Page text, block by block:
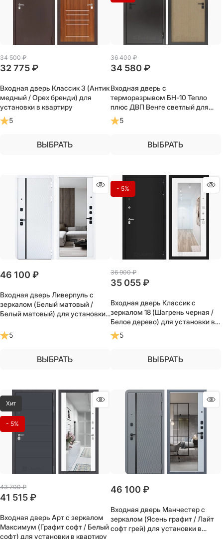
34 500 ₽
32 775 ₽
Входная дверь Классик 3 (Антик
медный / Орех бренди) для
установки в квартиру
5
ВЫБРАТЬ
36 400 ₽
34 580 ₽
Входная дверь с
терморазрывом БН-10 Тепло
плюс ДВП Венге светлый для
загородного частного дома,
дачи
5
ВЫБРАТЬ
46 100 ₽
Входная дверь Ливерпуль с
зеркалом (Белый матовый /
Белый матовый) для установки
5
ВЫБРАТЬ
- 5%
36 900 ₽
35 055 ₽
Входная дверь Классик с
зеркалом 18 (Шагрень черная /
Белое дерево) для установки в
квартиру
5
ВЫБРАТЬ
Хит
- 5%
43 700 ₽
41 515 ₽
Входная дверь Арт с зеркалом
Максимум (Графит софт / Белый
софт) для установки в квартиру
46 100 ₽
Входная дверь Манчестер с
зеркалом (Ясень графит / Лайт
софт грей) для установки в